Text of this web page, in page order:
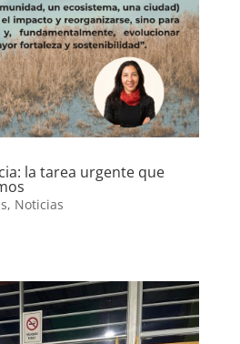
la tarea urgente que
, Noticias